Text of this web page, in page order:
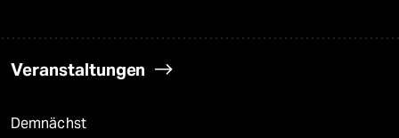
Veranstaltungen
Demnächst